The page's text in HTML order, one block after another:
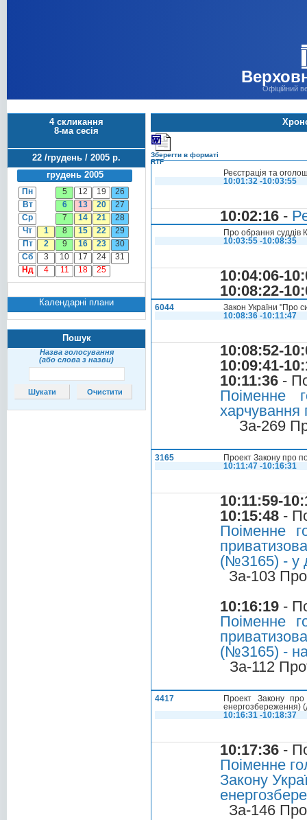
Офіційний
4 скликання
8-ма сесія
22 /грудень / 2005 р.
грудень 2005
Пн 5 12 19
26
Вт
6 13 20
27
Ср
7 14 21
28
Чт
1 8 15 22
29
Пт
2 9 16 23
30
Сб
3 10 17 24
31
Нд
4 11 18 25
Календарні плани
Пошук
Назва голосування
(або слова з назви)
Зберегти в форматі
RTF
Реєстрація та
10:01:32 -10:03:55
10:02:16 -
Про обрання суддів
10:03:55 -10:08:35
10:04:06-
10:08:22-
6044
Закон України "Про
10:08:36 -10:11:47
10:08:52-
10:09:41-
10:11:36 -
Поіменне
харчування
За-269
3165
Проект Закону про
10:11:47 -10:16:31
10:11:59-
10:15:48 -
Поіменне
(№3165) - у
За-103
10:16:19 -
Поіменне
(№3165) -
За-112
4417
Проект Закону
енергозбереження)
10:16:31 -10:18:37
10:17:36 -
Поіменне
Закону
За-146